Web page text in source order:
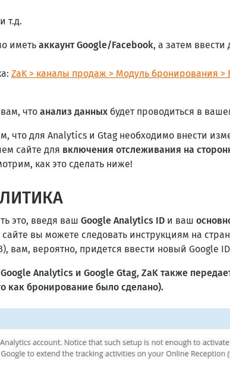
т.д.
иметь аккаунт Google/Facebook, а затем
ZaK > каналы продаж > Модуль бронирования >
что анализ данных будет проводиться в
что для Analytics и Gtag необходимо внести
сайте для включения отслеживания на
как это сделать ниже!
это, введя ваш Google Analytics ID и ваш
вы можете следовать инструкциям на
вам, вероятно, придется ввести новый Google
Analytics и Google Gtag, ZaK также
как бронирование было сделано).